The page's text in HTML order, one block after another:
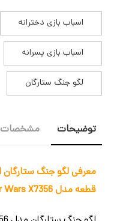
اسباب بازی دخترانه
اسباب بازی پسرانه
لگو جنگ ستارگان
توضیحات مشخصات
قطعه مدل Star Wars X7356